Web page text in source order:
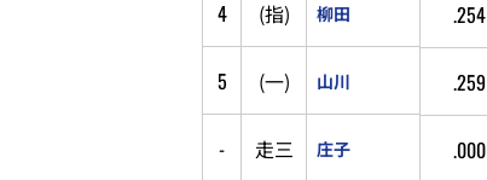
4 (指) 柳田 .254
5 (一) 山川 .259
- 走三 庄子 .000